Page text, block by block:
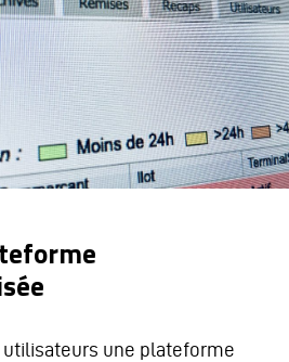
une plateforme